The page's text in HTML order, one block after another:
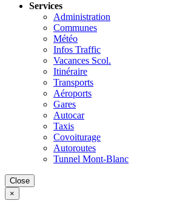
Services
Administration
Communes
Météo
Infos Traffic
Vacances Scol.
Itinéraire
Transports
Aéroports
Gares
Autocar
Taxis
Covoiturage
Autoroutes
Tunnel Mont-Blanc
Close
×